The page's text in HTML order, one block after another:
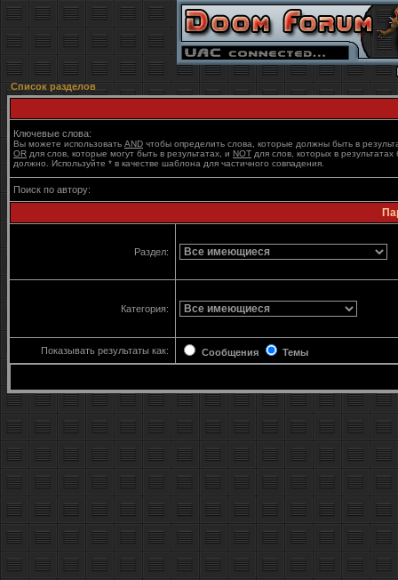
Список разделов
Ключевые слова:
Вы можете использовать AND чтобы определить слова, которые должны быть в
OR для слов, которые могут быть в результатах, и NOT для слов, которых в результатах
должно. Используйте * в качестве шаблона для частичного совпадения.
Поиск по автору:
Раздел:
Категория:
Показывать результаты как: Сообщения Темы